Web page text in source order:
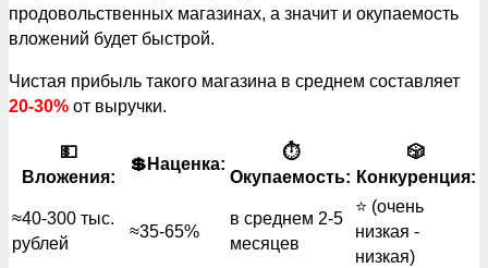
продовольственных магазинах, а значит и окупаемость
вложений будет быстрой.
Чистая прибыль такого магазина в среднем составляет
20-30% от выручки.
💵
Вложения:
💲Наценка:
⏱
Окупаемость:
🎲
Конкуренция:
≈40-300 тыс.
рублей
≈35-65%
в среднем 2-5
месяцев
⭐️ (очень
низкая -
низкая)